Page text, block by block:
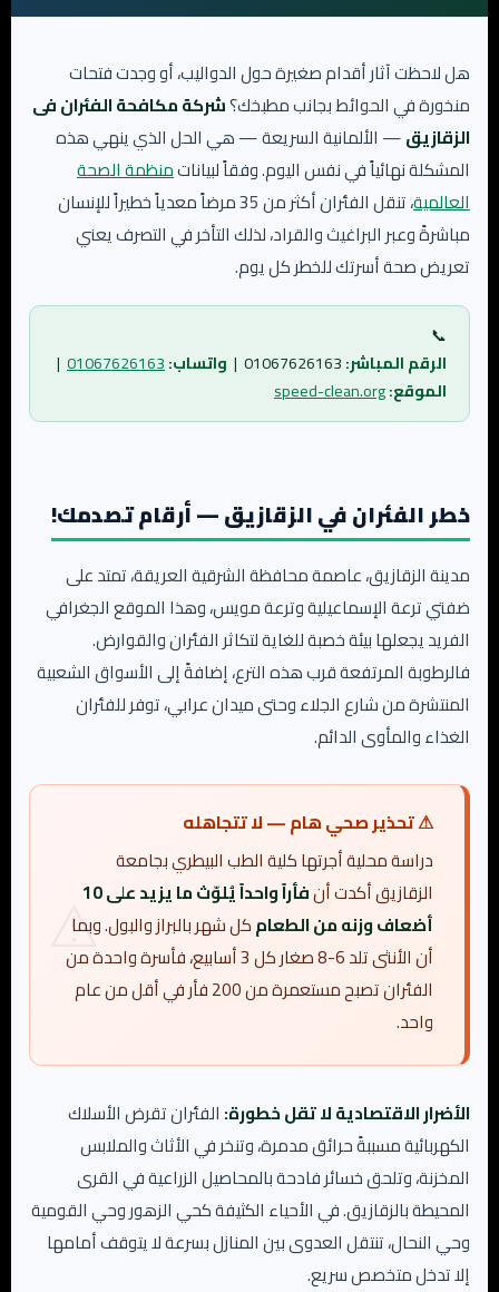
هل لاحظت آثار أقدام صغيرة حول الدواليب، أو وجدت فتحات
منخورة في الحوائط بجانب مطبخك؟شركة مكافحة الفئران فى
الزقازيق— الألمانية السريعة — هي الحل الذي ينهي هذه
المشكلة نهائياً في نفس اليوم. وفقاً لبياناتمنظمة الصحة
العالمية
، تنقل الفئران أكثر من 35 مرضاً معدياً خطيراً للإنسان
مباشرةً وعبر البراغيث والقراد، لذلك التأخر في التصرف يعني
تعريض صحة أسرتك للخطر كل يوم.
📞
الرقم المباشر:
واتساب:01067626163
|
الموقع:speed-clean.org
خطر الفئران في الزقازيق — أرقام تصدمك!
مدينة الزقازيق، عاصمة محافظة الشرقية العريقة، تمتد على
ضفتي ترعة الإسماعيلية وترعة مويس، وهذا الموقع الجغرافي
الفريد يجعلها بيئة خصبة للغاية لتكاثر الفئران والقوارض.
فالرطوبة المرتفعة قرب هذه الترع، إضافةً إلى الأسواق الشعبية
المنتشرة من شارع الجلاء وحتى ميدان عرابي، توفر للفئران
الغذاء والمأوى الدائم.
⚠ تحذير صحي هام — لا تتجاهله
دراسة محلية أجرتها كلية الطب البيطري بجامعة
الزقازيق أكدت أن
فأراً واحداً يُلوّث ما يزيد على 10
أضعاف وزنه من الطعامكل شهر بالبراز والبول. وبما
أن الأنثى تلد 6-8 صغار كل 3 أسابيع، فأسرة واحدة من
الفئران تصبح مستعمرة من 200 فأر في أقل من عام
واحد.
الأضرار الاقتصادية لا تقل خطورة: الفئران تقرض الأسلاك
الكهربائية مسببةً حرائق مدمرة، وتنخر في الأثاث والملابس
المخزنة، وتلحق خسائر فادحة بالمحاصيل الزراعية في القرى
المحيطة بالزقازيق. في الأحياء الكثيفة كحي الزهور وحي القومية
وحي النحال، تنتقل العدوى بين المنازل بسرعة لا يتوقف أمامها
إلا تدخل متخصص سريع.